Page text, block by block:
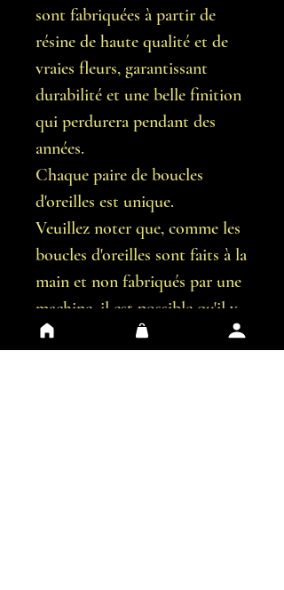
sont fabriquées à partir de
résine de haute qualité et de
vraies fleurs, garantissant
durabilité et une belle finition
qui perdurera pendant des
années.
Chaque paire de boucles
d'oreilles est unique.
Veuillez noter que, comme les
boucles d'oreilles sont faits à la
main et non fabriqués par une
machine, il est possible qu'il y
ait de légères imperfections.